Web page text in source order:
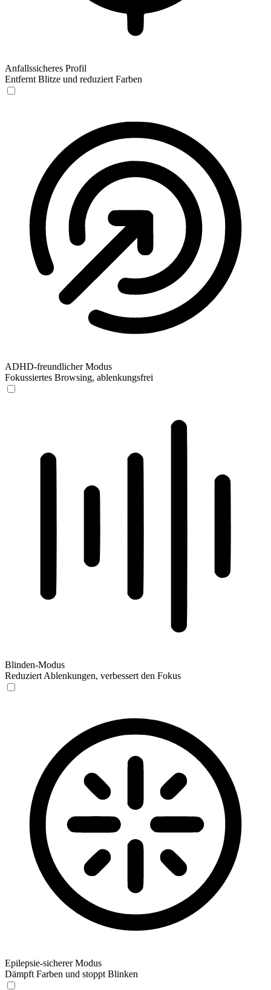
Anfallssicheres Profil
Entfernt Blitze und reduziert Farben
ADHD-freundlicher Modus
Fokussiertes Browsing, ablenkungsfrei
Blinden-Modus
Reduziert Ablenkungen, verbessert den Fokus
Epilepsie-sicherer Modus
Dämpft Farben und stoppt Blinken